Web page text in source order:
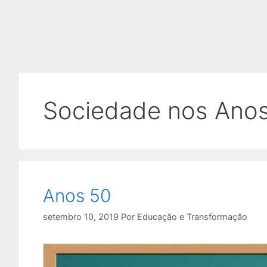
Sociedade nos
Anos 50
setembro 10, 2019 Por Educação e Transformação